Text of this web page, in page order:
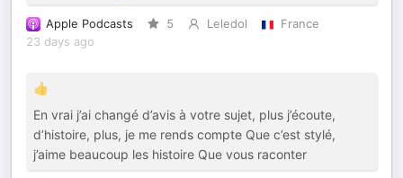
Apple Podcasts 5 Leledol
France
23 days ago
👍
En vrai j’ai changé d’avis à votre sujet, plus j’écoute,
d’histoire, plus, je me rends compte Que c’est stylé,
j’aime beaucoup les histoire Que vous raconter